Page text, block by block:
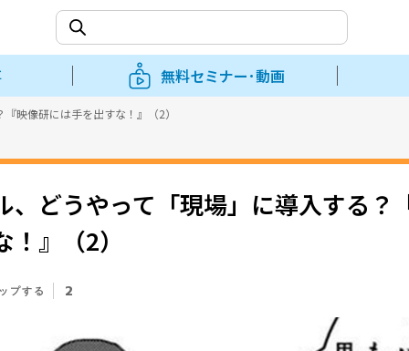
無料セミナー･動画
映像研には手を出すな！』（2）
、どうやって「現場」に導入する？
』（2）
プする 2